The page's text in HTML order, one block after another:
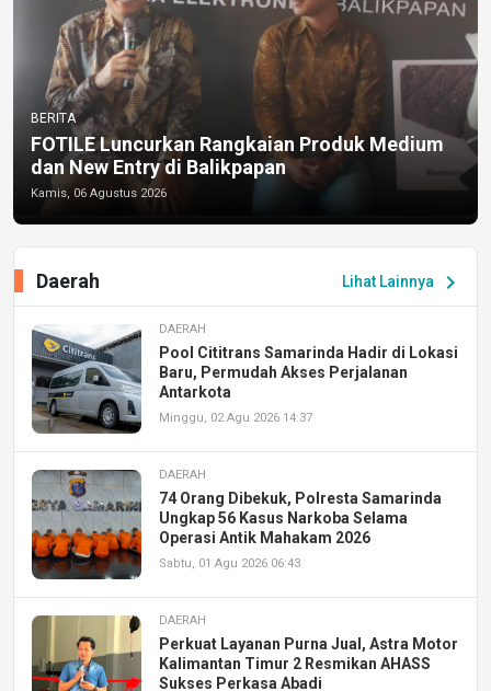
BERITA
FOTILE Luncurkan Rangkaian Produk Medium
dan New Entry di Balikpapan
Kamis, 06 Agustus 2026
Lihat Lainnya chevron_right
Daerah
DAERAH
Pool Cititrans Samarinda Hadir di Lokasi
Baru, Permudah Akses Perjalanan
Antarkota
Minggu, 02 Agu 2026 14:37
DAERAH
74 Orang Dibekuk, Polresta Samarinda
Ungkap 56 Kasus Narkoba Selama
Operasi Antik Mahakam 2026
Sabtu, 01 Agu 2026 06:43
DAERAH
Perkuat Layanan Purna Jual, Astra Motor
Kalimantan Timur 2 Resmikan AHASS
Sukses Perkasa Abadi